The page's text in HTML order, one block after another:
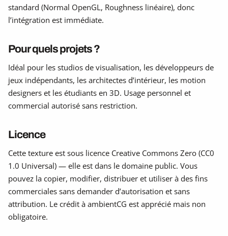
standard (Normal OpenGL, Roughness linéaire), donc
l’intégration est immédiate.
Pour quels projets ?
Idéal pour les studios de visualisation, les développeurs de
jeux indépendants, les architectes d’intérieur, les motion
designers et les étudiants en 3D. Usage personnel et
commercial autorisé sans restriction.
Licence
Cette texture est sous licence Creative Commons Zero (CC0
1.0 Universal) — elle est dans le domaine public. Vous
pouvez la copier, modifier, distribuer et utiliser à des fins
commerciales sans demander d’autorisation et sans
attribution. Le crédit à ambientCG est apprécié mais non
obligatoire.